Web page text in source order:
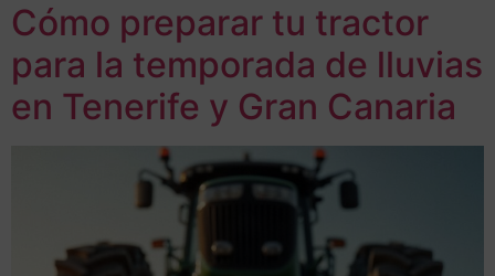
Cómo preparar tu tractor
para la temporada de lluvias
en Tenerife y Gran Canaria